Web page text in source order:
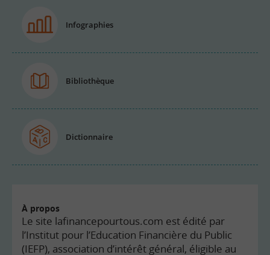
Infographies
Bibliothèque
Dictionnaire
À propos
Le site lafinancepourtous.com est édité par
l’Institut pour l’Education Financière du Public
(IEFP), association d’intérêt général, éligible au